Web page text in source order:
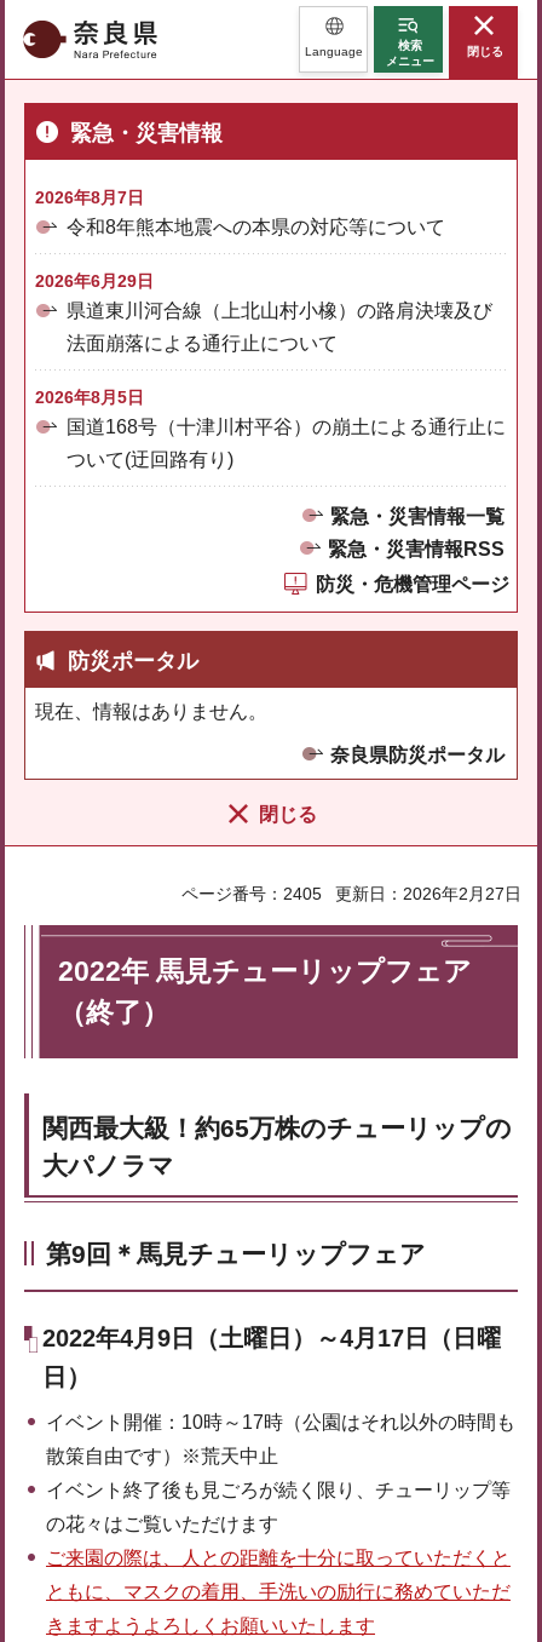
奈良県 Language
検索
メニュー
閉じる
緊急・災害情報
2026年8月7日
令和8年熊本地震への本県の対応等について
2026年6月29日
県道東川河合線（上北山村小橡）の路肩決壊及び
法面崩落による通行止について
2026年8月5日
国道168号（十津川村平谷）の崩土による通行止に
ついて(迂回路有り)
緊急・災害情報一覧
緊急・災害情報RSS
防災・危機管理ページ
防災ポータル
現在、情報はありません。
奈良県防災ポータル
閉じる
ページ番号：2405 更新日：2026年2月27日
2022年 馬見チューリップフェア
（終了）
関西最大級！約65万株のチューリップの
大パノラマ
第9回＊馬見チューリップフェア
2022年4月9日（土曜日）～4月17日（日曜
日）
イベント開催：10時～17時（公園はそれ以外の時間も
散策自由です）※荒天中止
イベント終了後も見ごろが続く限り、チューリップ等
の花々はご覧いただけます
ご来園の際は、人との距離を十分に取っていただくと
ともに、マスクの着用、手洗いの励行に務めていただ
きますようよろしくお願いいたします